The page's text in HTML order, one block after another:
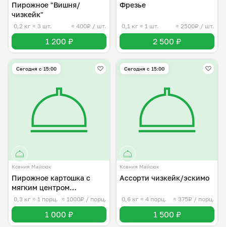
Пирожное "Вишня/
чизкейк"
0,2 кг ≈ 3 шт. ≈ 400₽ / шт.
1 200 ₽
Фрезье
0,1 кг ≈ 1 шт. ≈ 2500₽ / шт.
2 500 ₽
Сегодня с 15:00
Ксения Майсюк
Пирожное картошка с
мягким центром
внутри,Для приятных
встреч
0,3 кг ≈ 1 порц. ≈ 1000₽ / порц.
1 000 ₽
Сегодня с 15:00
Ксения Майсюк
Ассорти чизкейк/эскимо
0,6 кг ≈ 4 порц. ≈ 375₽ / порц.
1 500 ₽